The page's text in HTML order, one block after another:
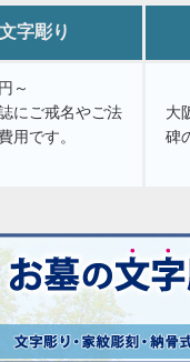
字彫り
～
にご戒名やご法
用です。
大
碑